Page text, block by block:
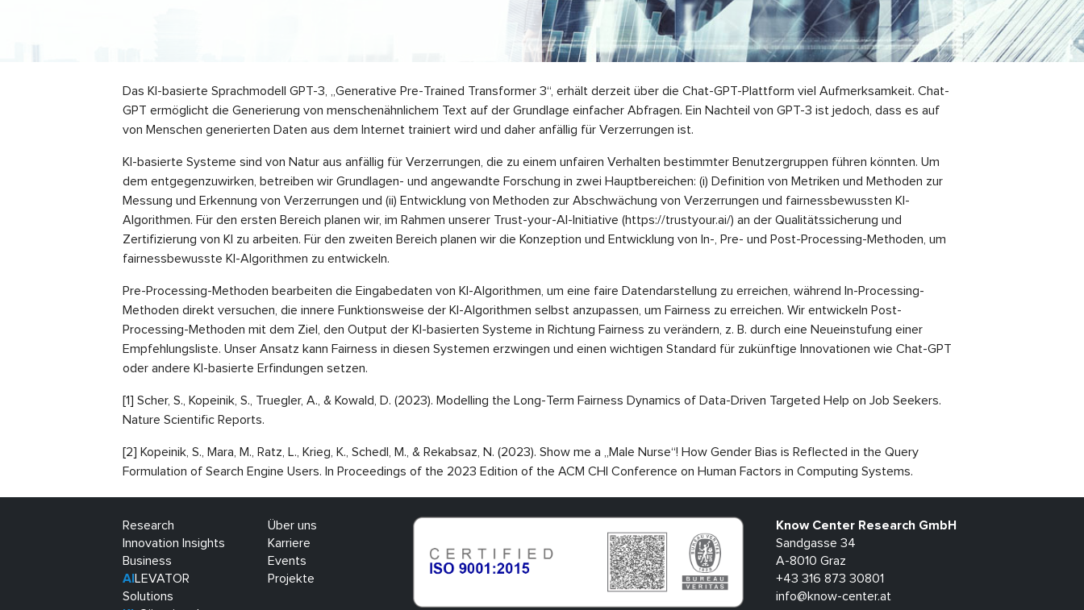
Das KI-basierte Sprachmodell GPT-3, „Generative Pre-Trained Transformer 3“, erhält derzeit über die Chat-GPT-Plattform viel Aufmerksamkeit. Chat-
GPT ermöglicht die Generierung von menschenähnlichem Text auf der Grundlage einfacher Abfragen. Ein Nachteil von GPT-3 ist jedoch, dass es auf
von Menschen generierten Daten aus dem Internet trainiert wird und daher anfällig für Verzerrungen ist.
KI-basierte Systeme sind von Natur aus anfällig für Verzerrungen, die zu einem unfairen Verhalten bestimmter Benutzergruppen führen könnten. Um
dem entgegenzuwirken, betreiben wir Grundlagen- und angewandte Forschung in zwei Hauptbereichen: (i) Definition von Metriken und Methoden zur
Messung und Erkennung von Verzerrungen und (ii) Entwicklung von Methoden zur Abschwächung von Verzerrungen und fairnessbewussten KI-
Algorithmen. Für den ersten Bereich planen wir, im Rahmen unserer Trust-your-AI-Initiative (https://trustyour.ai/) an der Qualitätssicherung und
Zertifizierung von KI zu arbeiten. Für den zweiten Bereich planen wir die Konzeption und Entwicklung von In-, Pre- und Post-Processing-Methoden, um
fairnessbewusste KI-Algorithmen zu entwickeln.
Pre-Processing-Methoden bearbeiten die Eingabedaten von KI-Algorithmen, um eine faire Datendarstellung zu erreichen, während In-Processing-
Methoden direkt versuchen, die innere Funktionsweise der KI-Algorithmen selbst anzupassen, um Fairness zu erreichen. Wir entwickeln Post-
Processing-Methoden mit dem Ziel, den Output der KI-basierten Systeme in Richtung Fairness zu verändern, z. B. durch eine Neueinstufung einer
Empfehlungsliste. Unser Ansatz kann Fairness in diesen Systemen erzwingen und einen wichtigen Standard für zukünftige Innovationen wie Chat-GPT
oder andere KI-basierte Erfindungen setzen.
[1] Scher, S., Kopeinik, S., Truegler, A., & Kowald, D. (2023). Modelling the Long-Term Fairness Dynamics of Data-Driven Targeted Help on Job Seekers.
Nature Scientific Reports.
[2] Kopeinik, S., Mara, M., Ratz, L., Krieg, K., Schedl, M., & Rekabsaz, N. (2023). Show me a „Male Nurse“! How Gender Bias is Reflected in the Query
Formulation of Search Engine Users. In Proceedings of the 2023 Edition of the ACM CHI Conference on Human Factors in Computing Systems.
Research
Innovation Insights
Business
AI LEVATOR
Solutions
Über uns
Karriere
Events
Projekte
Know Center Research GmbH
Sandgasse 34
A-8010 Graz
+43 316 873 30801
info@know-center.at